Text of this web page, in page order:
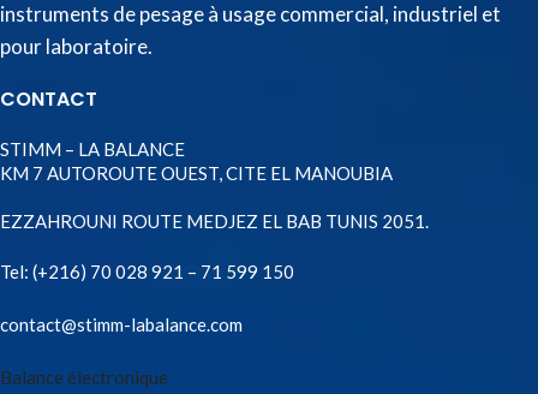
instruments de pesage à usage commercial, industriel et
pour laboratoire.
CONTACT
STIMM – LA BALANCE
KM 7 AUTOROUTE OUEST, CITE EL MANOUBIA
EZZAHROUNI ROUTE MEDJEZ EL BAB TUNIS 2051.
Tel: (+216) 70 028 921 – 71 599 150
contact@stimm-labalance.com
Balance électronique